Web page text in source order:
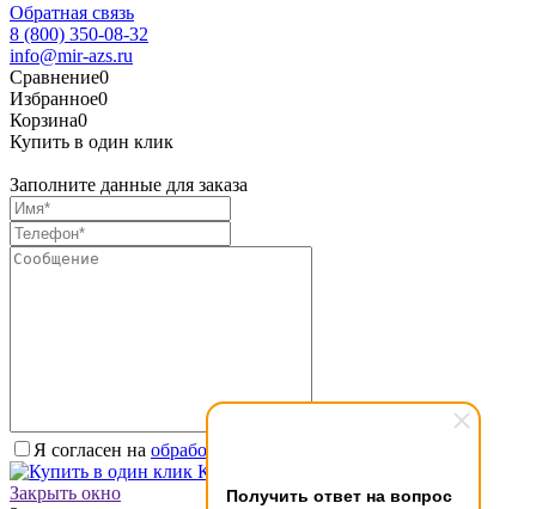
Получить ответ на вопрос
Обратная связь
8 (800) 350-08-32
info@mir-azs.ru
Сравнение0
Избранное0
Корзина0
Купить в один клик
Заполните данные для заказа
Я согласен на обработку персональных данных.
Купить в один клик
Закрыть окно